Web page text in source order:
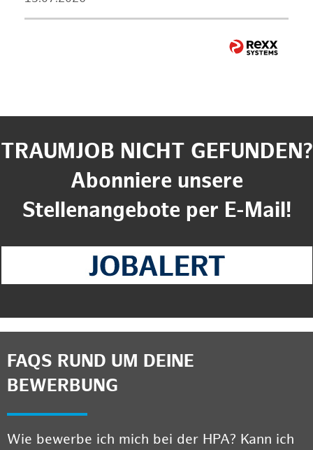
TRAUMJOB NICHT GEFUNDEN?
Abonniere unsere
Stellenangebote per E-Mail!
FAQS RUND UM DEINE
BEWERBUNG
Wie bewerbe ich mich bei der HPA? Kann ich